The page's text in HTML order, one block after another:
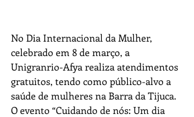
No Dia Internacional da Mulher,
celebrado em 8 de março, a
Unigranrio-Afya realiza atendimentos
gratuitos, tendo como público-alvo a
saúde de mulheres na Barra da Tijuca.
O evento “Cuidando de nós: Um dia